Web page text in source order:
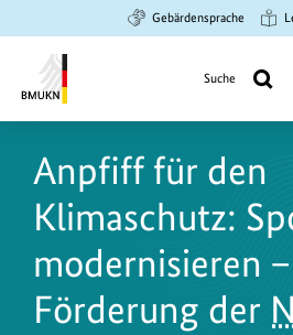
Hauptinhalt
springen
Suche
springen
Hauptnavigation
springen
Gebärdensprache
Umwelt,
Klimaschutz,
Naturschutz
nukleare
Sicherheit
Suche
Anpfiff für den
Klimaschutz:
modernisieren
Förderung der